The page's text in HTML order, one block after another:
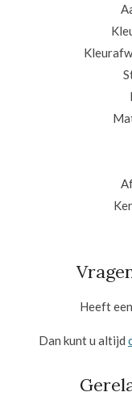
Heeft
Dan kunt u altijd